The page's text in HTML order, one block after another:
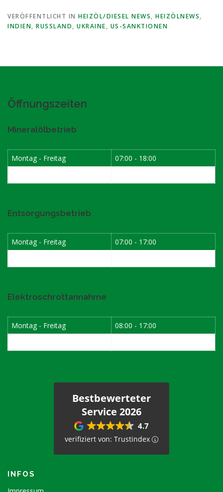
VERÖFFENTLICHT IN HEIZÖL/DIESEL NEWS, HEIZÖLNEWS,
INDIEN, RUSSLAND, UKRAINE, US-SANKTIONEN
Öffnungszeiten
Mineralölbetrieb
Montag - Freitag
07:00 - 18:00
Entsorgungsbetrieb
Montag - Freitag
07:00 - 17:00
Elektroschrottannahme
Montag - Freitag
08:00 - 17:00
Bestbewerteter
Service 2026
4.7
verifiziert von: Trustindex
INFOS